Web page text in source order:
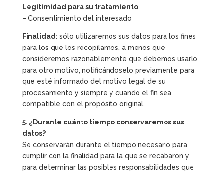
Legitimidad para su tratamiento
– Consentimiento del interesado
Finalidad: sólo utilizaremos sus datos para los fines
para los que los recopilamos, a menos que
consideremos razonablemente que debemos usarlo
para otro motivo, notificándoselo previamente para
que esté informado del motivo legal de su
procesamiento y siempre y cuando el fin sea
compatible con el propósito original.
5. ¿Durante cuánto tiempo conservaremos sus
datos?
Se conservarán durante el tiempo necesario para
cumplir con la finalidad para la que se recabaron y
para determinar las posibles responsabilidades que